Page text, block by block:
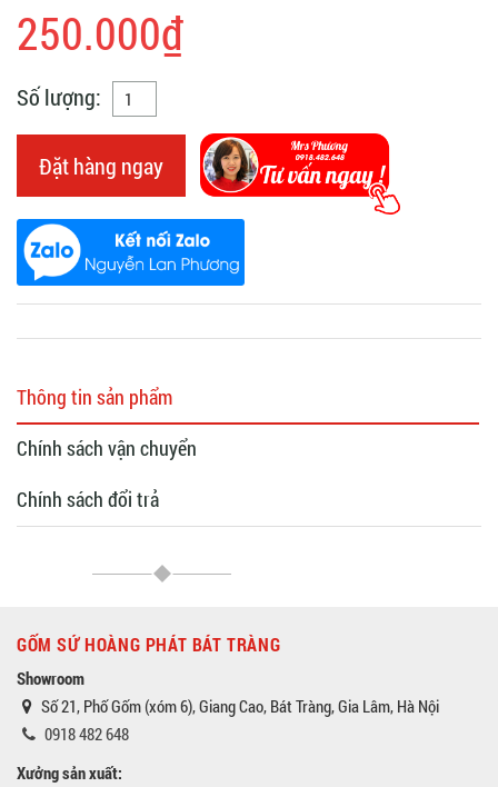
250.000₫
Số lượng:
Đặt hàng ngay
Thông tin sản phẩm
Chính sách vận chuyển
Chính sách đổi trả
GỐM SỨ HOÀNG PHÁT BÁT TRÀNG
Showroom
Số 21, Phố Gốm (xóm 6), Giang Cao, Bát Tràng, Gia Lâm, Hà Nội
0918 482 648
Xưởng sản xuất: